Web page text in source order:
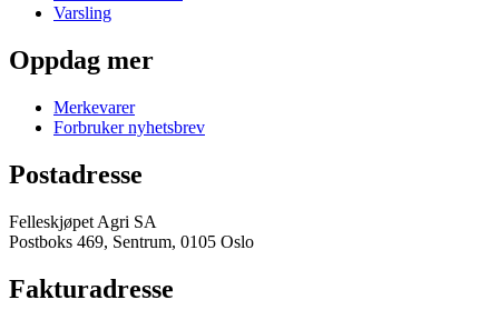
Varsling
Oppdag mer
Merkevarer
Forbruker nyhetsbrev
Postadresse
Felleskjøpet Agri SA
Postboks 469, Sentrum, 0105 Oslo
Fakturadresse